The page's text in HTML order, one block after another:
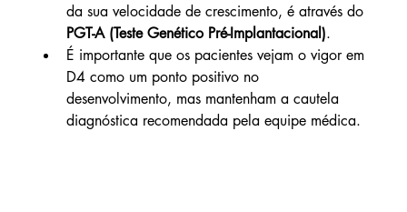
da sua velocidade de crescimento, é através do
PGT-A (Teste Genético Pré-Implantacional).
É importante que os pacientes vejam o vigor em
D4 como um ponto positivo no
desenvolvimento, mas mantenham a cautela
diagnóstica recomendada pela equipe médica.